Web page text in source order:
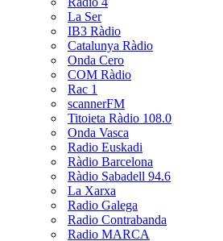
La Ser
IB3 Ràdio
Catalunya Ràdio
Onda Cero
COM Ràdio
Rac 1
scannerFM
Titoieta Ràdio 108.0
Onda Vasca
Radio Euskadi
Ràdio Barcelona
Ràdio Sabadell 94.6
La Xarxa
Radio Galega
Radio Contrabanda
Radio MARCA